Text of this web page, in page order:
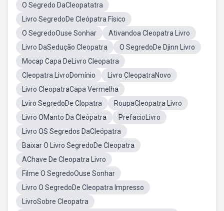
O Segredo DaCleopatatra
Livro SegredoDe Cleópatra Físico
O SegredoOuse Sonhar
Ativandoa Cleopatra Livro
Livro DaSedução Cleopatra
O SegredoDe Djinn Livro
Mocap Capa DeLivro Cleopatra
Cleopatra LivroDomínio
Livro CleopatraNovo
Livro CleopatraCapa Vermelha
Lviro SegredoDe Clopatra
RoupaCleopatra Livro
Livro OManto Da Cleópatra
PrefacioLivro
Livro OS Segredos DaCleópatra
Baixar O Livro SegredoDe Cleopatra
AChave De Cleopatra Livro
Filme O SegredoOuse Sonhar
Livro O SegredoDe Cleopatra Impresso
LivroSobre Cleopatra